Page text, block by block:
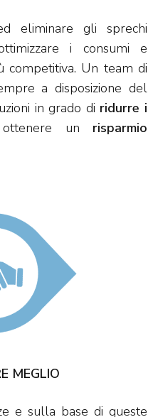
eliminare gli sprechi
i consumi e
competitiva. Un team di
a disposizione del
in grado di ridurre i
un risparmio
MEGLIO
e sulla base di queste